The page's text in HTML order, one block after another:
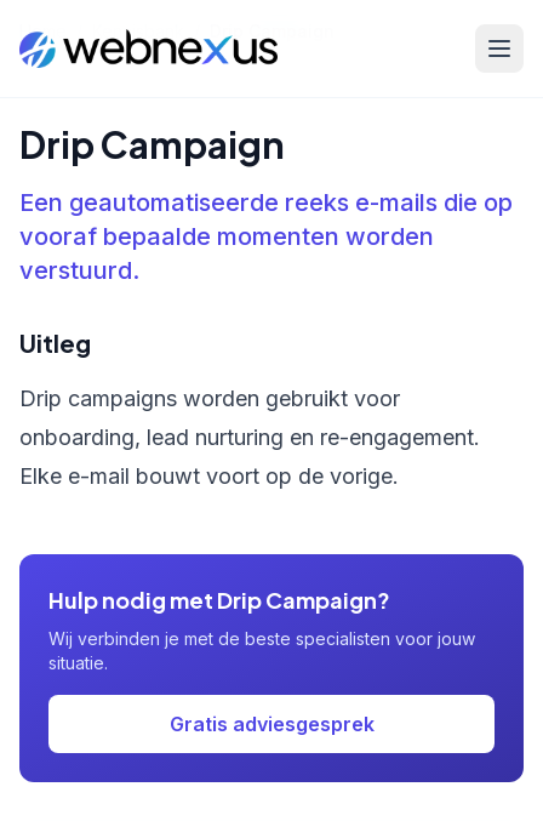
Home Kennisbank Drip Campaign
Drip Campaign
Een geautomatiseerde reeks e-mails die op
vooraf bepaalde momenten worden
verstuurd.
Uitleg
Drip campaigns worden gebruikt voor
onboarding, lead nurturing en re-engagement.
Elke e-mail bouwt voort op de vorige.
Hulp nodig met Drip Campaign?
Wij verbinden je met de beste specialisten voor jouw
situatie.
Gratis adviesgesprek